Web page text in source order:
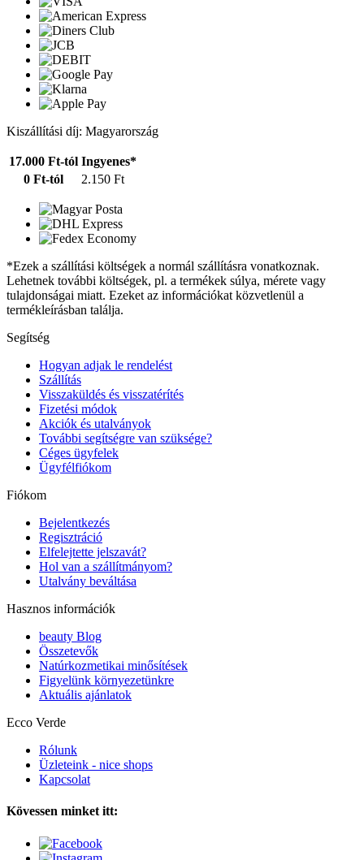
Kiszállítási díj: Magyarország
17.000 Ft-tól Ingyenes*
0 Ft-tól
2.150 Ft
*Ezek a szállítási költségek a normál szállításra vonatkoznak.
Lehetnek további költségek, pl. a termékek súlya, mérete vagy
tulajdonságai miatt. Ezeket az információkat közvetlenül a
termékleírásban találja.
Segítség
Hogyan adjak le rendelést
Szállítás
Visszaküldés és visszatérítés
Fizetési módok
Akciók és utalványok
További segítségre van szüksége?
Céges ügyfelek
Ügyfélfiókom
Fiókom
Bejelentkezés
Regisztráció
Elfelejtette jelszavát?
Hol van a szállítmányom?
Utalvány beváltása
Hasznos információk
beauty Blog
Összetevők
Natúrkozmetikai minősítések
Figyelünk környezetünkre
Aktuális ajánlatok
Ecco Verde
Rólunk
Üzleteink - nice shops
Kapcsolat
Kövessen minket itt: